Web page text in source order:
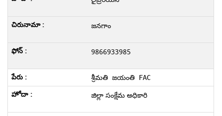
జనగాం
9866933985
శ్రీమతి జయంతి FAC
జిల్లా సంక్షేమ అధికారి